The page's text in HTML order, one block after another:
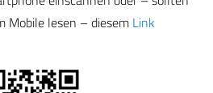
Mobile lesen – diesem Link